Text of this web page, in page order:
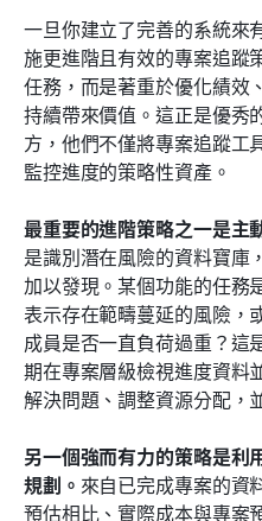
一旦你建立了完善的系統來
施更進階且有效的專案追蹤
任務，而是著重於優化績效
持續帶來價值。這正是優秀
方，他們不僅將專案追蹤工
監控進度的策略性資產。
最重要的進階策略之一是主
是識別潛在風險的資料寶庫
加以發現。某個功能的任務
表示存在範疇蔓延的風險，
成員是否一直負荷過重？這
期在專案層級檢視進度資料
解決問題、調整資源分配，
另一個強而有力的策略是利
規劃。 來自已完成專案的
預估相比、實際成本與專